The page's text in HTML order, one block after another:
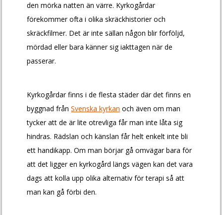
den mörka natten än värre. Kyrkogårdar
förekommer ofta i olika skräckhistorier och
skräckfilmer. Det är inte sällan någon blir förföljd,
mördad eller bara känner sig iakttagen när de
passerar.
Kyrkogårdar finns i de flesta städer där det finns en
byggnad frånSvenska kyrkan och även om man
tycker att de är lite otrevliga får man inte låta sig
hindras. Rädslan och känslan får helt enkelt inte bli
ett handikapp. Om man börjar gå omvägar bara för
att det ligger en kyrkogård längs vägen kan det vara
dags att kolla upp olika alternativ för terapi så att
man kan gå förbi den.